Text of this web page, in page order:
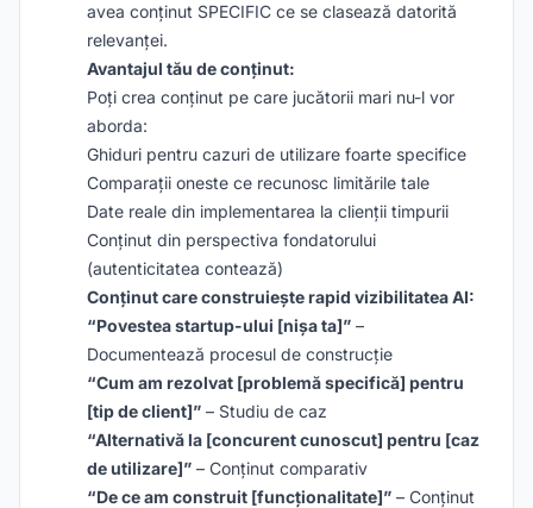
avea conținut SPECIFIC ce se clasează datorită
relevanței.
Avantajul tău de conținut:
Poți crea conținut pe care jucătorii mari nu-l vor
aborda:
Ghiduri pentru cazuri de utilizare foarte specifice
Comparații oneste ce recunosc limitările tale
Date reale din implementarea la clienții timpurii
Conținut din perspectiva fondatorului
(autenticitatea contează)
Conținut care construiește rapid vizibilitatea AI:
“Povestea startup-ului [nișa ta]” –
Documentează procesul de construcție
“Cum am rezolvat [problemă specifică] pentru
[tip de client]” – Studiu de caz
“Alternativă la [concurent cunoscut] pentru [caz
de utilizare]” – Conținut comparativ
“De ce am construit [funcționalitate]” – Conținut